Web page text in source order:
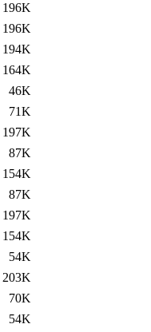
196K
196K
194K
164K
46K
71K
197K
87K
154K
87K
197K
154K
54K
203K
70K
54K